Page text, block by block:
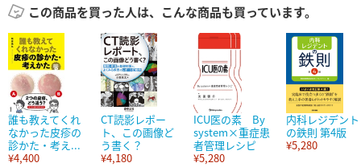
この商品を買った人は、こんな商品も買っています。
誰も教えてくれ
なかった皮疹の
診かた・考え...
¥4,400
CT読影レポー
ト、この画像ど
う書く？
¥4,180
ICU医の素 By
system×重症患
者管理レシピ
¥5,280
内科レジデント
の鉄則 第4版
¥5,280